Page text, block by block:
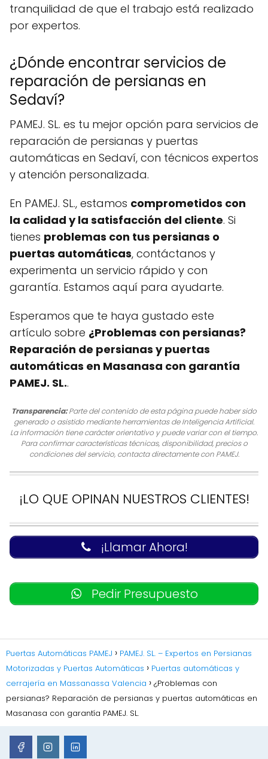
tranquilidad de que el trabajo está realizado
por expertos.
¿Dónde encontrar servicios de
reparación de persianas en
Sedaví?
PAMEJ. SL. es tu mejor opción para servicios de
reparación de persianas y puertas
automáticas en Sedaví, con técnicos expertos
y atención personalizada.
En PAMEJ. SL., estamos comprometidos con
la calidad y la satisfacción del cliente. Si
tienes problemas con tus persianas o
puertas automáticas, contáctanos y
experimenta un servicio rápido y con
garantía. Estamos aquí para ayudarte.
Esperamos que te haya gustado este
artículo sobre ¿Problemas con persianas?
Reparación de persianas y puertas
automáticas en Masanasa con garantía
PAMEJ. SL..
Transparencia:Parte del contenido de esta página puede haber sido
generado o asistido mediante herramientas de Inteligencia Artificial.
La información tiene carácter orientativo y puede variar con el tiempo.
Para confirmar características técnicas, disponibilidad, precios o
condiciones del servicio, contacta directamente con PAMEJ.
¡LO QUE OPINAN NUESTROS CLIENTES!
¡Llamar Ahora!
Pedir Presupuesto
Puertas Automáticas PAMEJ
PAMEJ. SL. – Expertos en Persianas
Motorizadas y Puertas Automáticas
Puertas automáticas y
cerrajería en Massanassa Valencia
¿Problemas con
persianas? Reparación de persianas y puertas automáticas en
Masanasa con garantía PAMEJ. SL.